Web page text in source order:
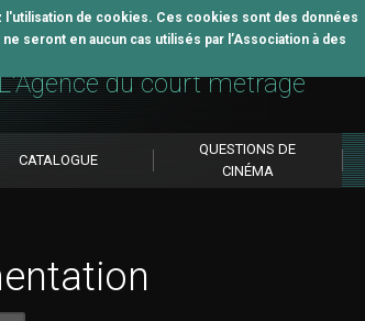
l'utilisation de cookies. Ces cookies sont des données
seront en aucun cas utilisés par l’Association à des
pédagogique
du court métrage
CATALOGUE
QUESTIONS DE
CINÉMA